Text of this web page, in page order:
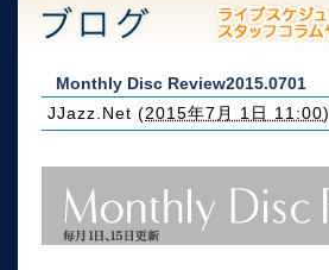
Monthly Disc Review2015.0701
JJazz.Net (2015年7月 1日 11:00)